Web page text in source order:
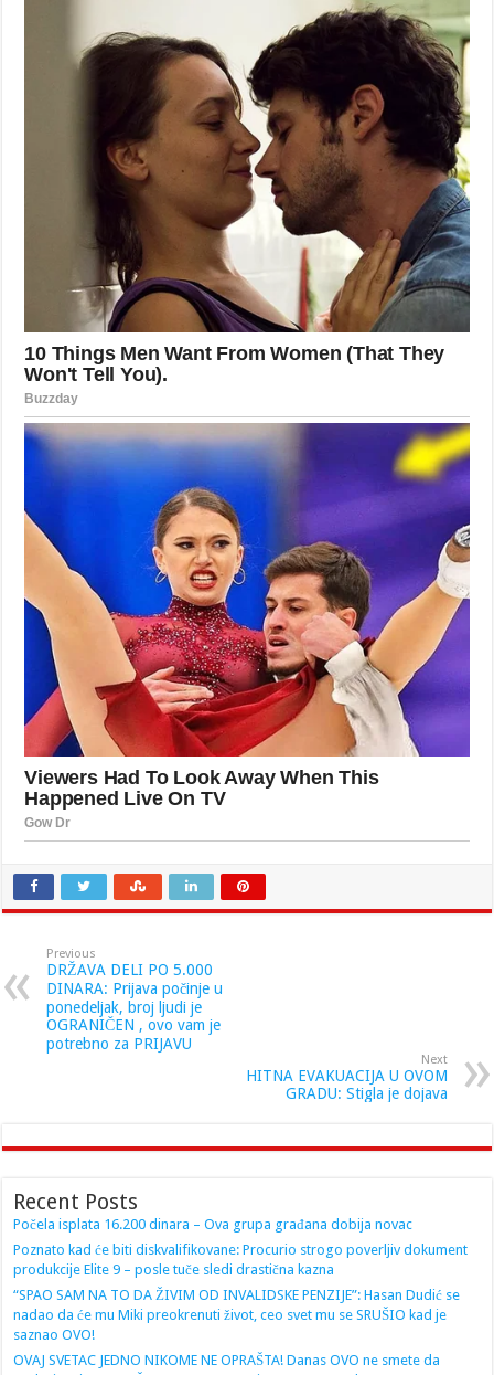
Previous
DRŽAVA DELI PO 5.000
DINARA: Prijava počinje u
ponedeljak, broj ljudi je
OGRANIČEN , ovo vam je
potrebno za PRIJAVU
Next
HITNA EVAKUACIJA U OVOM
GRADU: Stigla je dojava
Recent Posts
Počela isplata 16.200 dinara – Ova grupa građana dobija novac
Poznato kad će biti diskvalifikovane: Procurio strogo poverljiv dokument
produkcije Elite 9 – posle tuče sledi drastična kazna
“SPAO SAM NA TO DA ŽIVIM OD INVALIDSKE PENZIJE”: Hasan Dudić se
nadao da će mu Miki preokrenuti život, ceo svet mu se SRUŠIO kad je
saznao OVO!
OVAJ SVETAC JEDNO NIKOME NE OPRAŠTA! Danas OVO ne smete da